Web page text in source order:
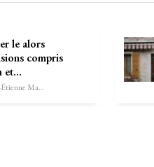
le alors
compris
et…
Sébastien-Étienne Marechal